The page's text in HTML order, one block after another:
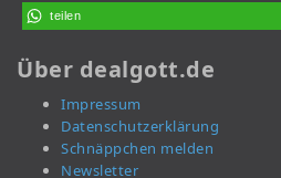
teilen
Über dealgott.de
Impressum
Datenschutzerklärung
Schnäppchen melden
Newsletter